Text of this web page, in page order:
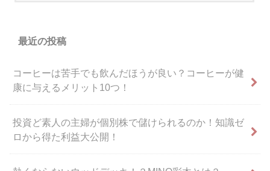
最近の投稿
コーヒーは苦手でも飲んだほうが良い？コーヒーが健
康に与えるメリット10つ！
投資ど素人の主婦が個別株で儲けられるのか！知識ゼ
ロから得た利益大公開！